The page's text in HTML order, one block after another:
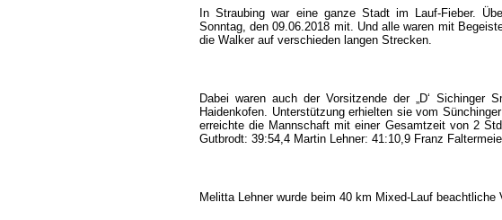
In Straubing war eine ganze Stadt im Lauf-Fieber.
Sonntag, den 09.06.2018 mit. Und alle waren mit
die Walker auf verschieden langen Strecken.
Dabei waren auch der Vorsitzende der „D‘ Sichinger
Haidenkofen. Unterstützung erhielten sie vom
erreichte die Mannschaft mit einer Gesamtzeit von 2
Gutbrodt: 39:54,4 Martin Lehner: 41:10,9 Franz
Melitta Lehner wurde beim 40 km Mixed-Lauf